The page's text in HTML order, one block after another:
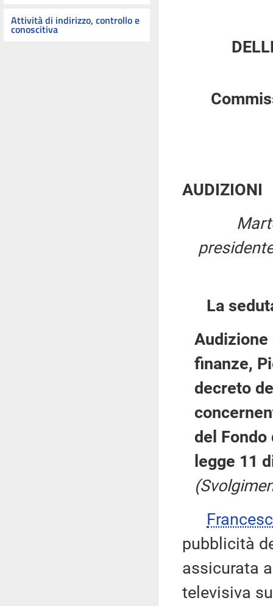
Attività di indirizzo, controllo e
conoscitiva
AUDIZIONI
La
finanze,
decreto
del
legge 11
pubblicità
assicurata
televisiva